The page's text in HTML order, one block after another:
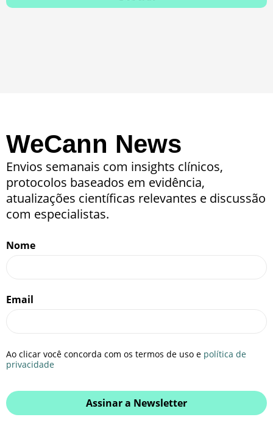
WeCann News
Envios semanais com insights clínicos,
protocolos baseados em evidência,
atualizações científicas relevantes e discussão
com especialistas.
Nome
Email
Ao clicar você concorda com os termos de uso e política de
privacidade
Assinar a Newsletter